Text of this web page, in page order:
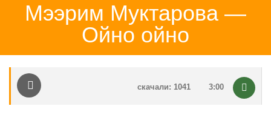
Мээрим Муктарова —
Ойно ойно
3:00
скачали: 1041